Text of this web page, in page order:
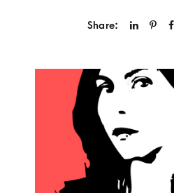
Share: